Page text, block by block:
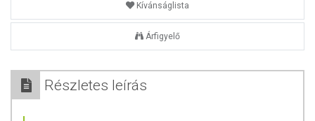
Kívánságlista
Árfigyelő
Részletes leírás